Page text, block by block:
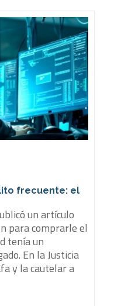
frecuente: el
un artículo
para comprarle el
tenía un
En la Justicia
y la cautelar a